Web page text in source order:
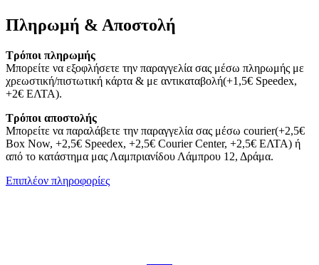
Πληρωμή & Αποστολή
Τρόποι πληρωμής
Μπορείτε να εξοφλήσετε την παραγγελία σας μέσω πληρωμής με
χρεωστική/πιστωτική κάρτα & με αντικαταβολή(+1,5€ Speedex,
+2€ ΕΛΤΑ).
Τρόποι αποστολής
Μπορείτε να παραλάβετε την παραγγελία σας μέσω courier(+2,5€
Box Now, +2,5€ Speedex, +2,5€ Courier Center, +2,5€ ΕΛΤΑ) ή
από το κατάστημα μας Λαμπριανίδου Λάμπρου 12, Δράμα.
Επιπλέον πληροφορίες